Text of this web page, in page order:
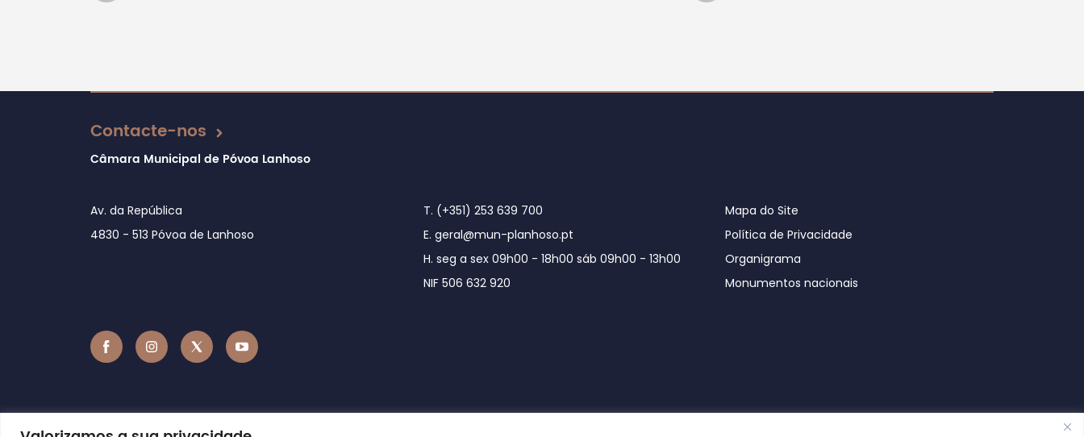
Atualizado em 18/07/2019
Contacte-nos
Câmara Municipal de Póvoa Lanhoso
Av. da República
4830 - 513 Póvoa de Lanhoso
T. (+351) 253 639 700
E. geral@mun-planhoso.pt
H. seg a sex 09h00 - 18h00 sáb 09h00 - 13h00
NIF 506 632 920
Mapa do Site
Política de Privacidade
Organigrama
Monumentos nacionais